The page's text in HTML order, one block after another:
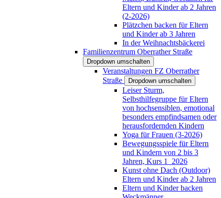
Eltern und Kinder ab 2 Jahren
(2-2026)
Plätzchen backen für Eltern
und Kinder ab 3 Jahren
In der Weihnachtsbäckerei
Familienzentrum Oberrather Straße
Dropdown umschalten
Veranstaltungen FZ Oberrather
Straße
Dropdown umschalten
Leiser Sturm,
Selbsthilfegruppe für Eltern
von hochsensiblen, emotional
besonders empfindsamen oder
herausfordernden Kindern
Yoga für Frauen (3-2026)
Bewegungsspiele für Eltern
und Kindern von 2 bis 3
Jahren, Kurs 1_2026
Kunst ohne Dach (Outdoor)
Eltern und Kinder ab 2 Jahren
Eltern und Kinder backen